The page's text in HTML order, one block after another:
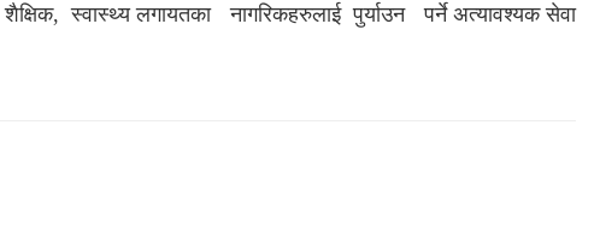
स्वास्थ्य लगायतका नागरिकहरुलाई पुर्याउन पर्ने अत्यावश्यक सेवा